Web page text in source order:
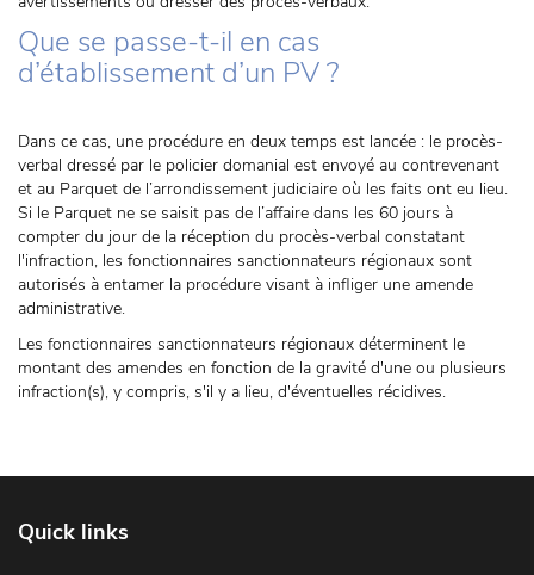
Que se passe-t-il en cas
d’établissement d’un PV ?
Dans ce cas, une procédure en deux temps est lancée : le procès-
verbal dressé par le policier domanial est envoyé au contrevenant
et au Parquet de l’arrondissement judiciaire où les faits ont eu lieu.
Si le Parquet ne se saisit pas de l’affaire dans les 60 jours à
compter du jour de la réception du procès-verbal constatant
l'infraction, les fonctionnaires sanctionnateurs régionaux sont
autorisés à entamer la procédure visant à infliger une amende
administrative.
Les fonctionnaires sanctionnateurs régionaux déterminent le
montant des amendes en fonction de la gravité d'une ou plusieurs
infraction(s), y compris, s'il y a lieu, d'éventuelles récidives.
Quick links